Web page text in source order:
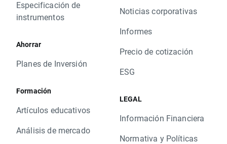
Especificación de
instrumentos
Ahorrar
Planes de Inversión
Formación
Artículos educativos
Análisis de mercado
Noticias corporativas
Informes
Precio de cotización
ESG
LEGAL
Información Financiera
Normativa y Políticas